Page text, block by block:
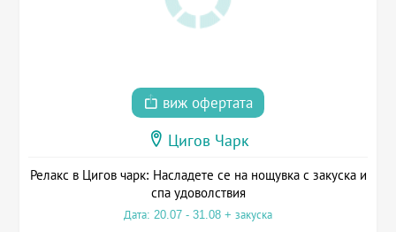
виж офертата
Цигов Чарк
Релакс в Цигов чарк: Насладете се на нощувка с закуска и
спа удоволствия
Дата: 20.07 - 31.08 + закуска